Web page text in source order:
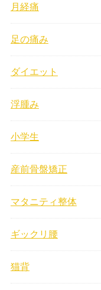
月経痛
足の痛み
ダイエット
浮腫み
小学生
産前骨盤矯正
マタニティ整体
ギックリ腰
猫背